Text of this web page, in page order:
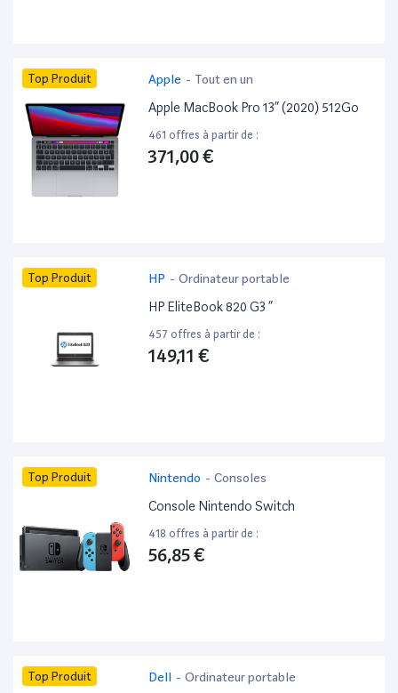
Top Produit Apple - Tout en un
Apple MacBook Pro 13” (2020) 512Go
461 offres à partir de :
371,00 €
Top Produit HP - Ordinateur portable
HP EliteBook 820 G3 ”
457 offres à partir de :
149,11 €
Top Produit Nintendo - Consoles
Console Nintendo Switch
418 offres à partir de :
56,85 €
Top Produit Dell - Ordinateur portable